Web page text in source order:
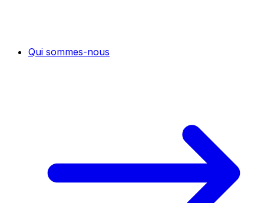
Qui sommes-nous